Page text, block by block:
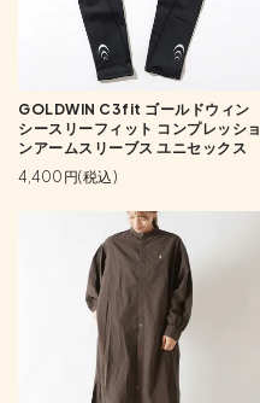
GOLDWIN C3fit ゴールドウィン
シースリーフィット コンプレッショ
ンアームスリーブス ユニセックス
4,400円(税込)